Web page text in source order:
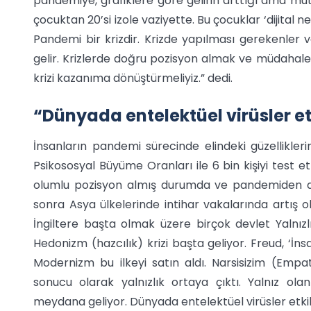
çocuktan 20’si izole vaziyette. Bu çocuklar ‘dijital
Pandemi bir krizdir. Krizde yapılması gerekenler
gelir. Krizlerde doğru pozisyon almak ve
krizi kazanıma dönüştürmeliyiz.” dedi.
“Dünyada entelektüel virüsler
İnsanların pandemi sürecinde elindeki
Psikososyal Büyüme Oranları ile 6 bin kişiyi test
olumlu pozisyon almış durumda ve pandemiden
sonra Asya ülkelerinde intihar vakalarında artış
İngiltere başta olmak üzere birçok devlet
Hedonizm (hazcılık) krizi başta geliyor. Freud,
Modernizm bu ilkeyi satın aldı. Narsisizim
sonucu olarak yalnızlık ortaya çıktı. Yalnız
meydana geliyor. Dünyada entelektüel virüsler